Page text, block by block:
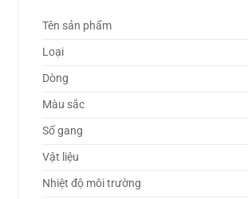
Tên sản phẩm
Loại
Dòng
Màu sắc
Số gang
Vật liệu
Nhiệt độ môi trường